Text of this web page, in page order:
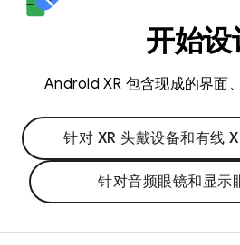
开始设
Android XR 包含现成的界面
针对 XR 头戴设备和有线
针对音频眼镜和显示